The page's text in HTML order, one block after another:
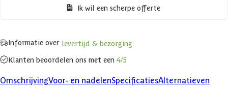
Ik wil een scherpe offerte
Informatie over levertijd & bezorging
Klanten beoordelen ons met een 4/5
OmschrijvingVoor- en nadelenSpecificatiesAlternatieven